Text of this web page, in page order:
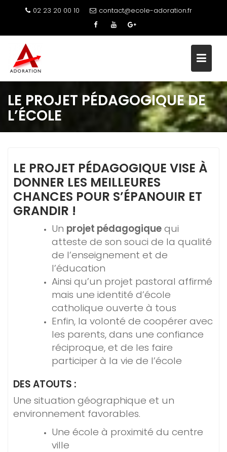
02 23 20 00 10 contact@ecole-adoration.fr
LE PROJET PÉDAGOGIQUE DE
L’ÉCOLE
LE PROJET PÉDAGOGIQUE VISE À
DONNER LES MEILLEURES
CHANCES POUR S’ÉPANOUIR ET
GRANDIR !
Un projet pédagogiquequi
atteste de son souci de la qualité
de l’enseignement et de
l’éducation
Ainsi qu’un projet pastoral affirmé
mais une identité d’école
catholique ouverte à tous
Enfin, la volonté de coopérer avec
les parents, dans une confiance
réciproque, et de les faire
participer à la vie de l’école
DES ATOUTS :
Une situation géographique et un
environnement favorables.
Une école à proximité du centre
ville